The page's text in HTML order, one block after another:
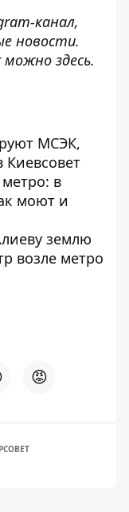
канал,
новости.
можно здесь.
МСЭК,
в
моют и
землю
возле метро
😡